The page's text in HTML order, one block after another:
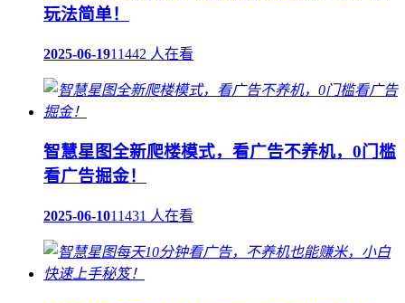
玩法简单！
2025-06-1911442 人在看
智慧星图全新爬楼模式，看广告不养机，0门槛
看广告掘金！
2025-06-1011431 人在看